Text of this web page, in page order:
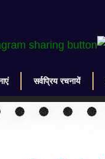
सर्वप्रिय रचनायें